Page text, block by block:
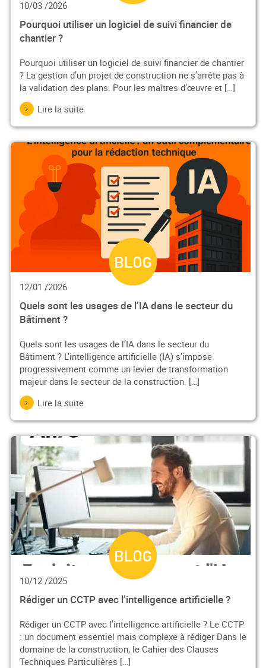
10/03 /2026
Pourquoi utiliser un logiciel de suivi financier de
chantier ?
Pourquoi utiliser un logiciel de suivi financier de chantier
? La gestion d’un projet de construction ne s’arrête pas à
la validation des plans. Pour les maîtres d’œuvre et […]
Lire la suite
12/01 /2026
Quels sont les usages de l’IA dans le secteur du
Bâtiment ?
Quels sont les usages de l’IA dans le secteur du
Bâtiment ? L’intelligence artificielle (IA) s’impose
progressivement comme un levier de transformation
majeur dans le secteur de la construction. […]
Lire la suite
10/12 /2025
Rédiger un CCTP avec l’intelligence artificielle ?
Rédiger un CCTP avec l’intelligence artificielle ? Le CCTP
: un document essentiel mais complexe à rédiger Dans le
domaine de la construction, le Cahier des Clauses
Techniques Particulières […]